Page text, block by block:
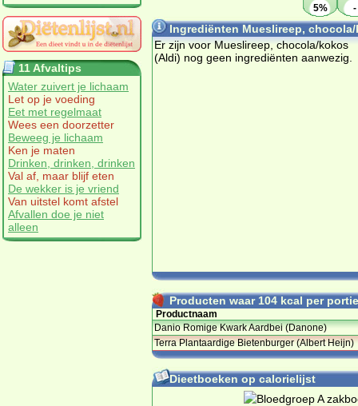
11 Afvaltips
Water zuivert je lichaam
Let op je voeding
Eet met regelmaat
Wees een doorzetter
Beweeg je lichaam
Ken je maten
Drinken, drinken, drinken
Val af, maar blijf eten
De wekker is je vriend
Van uitstel komt afstel
Afvallen doe je niet
alleen
5%
-
Ingrediënten Mueslireep,
Er zijn voor Mueslireep, chocola/kokos
(Aldi) nog geen ingrediënten aanwezig.
Producten waar 104 kcal per
Productnaam
Danio Romige Kwark Aardbei (Danone)
Terra Plantaardige Bietenburger (Albert Heijn)
Dieetboeken op calorielijst